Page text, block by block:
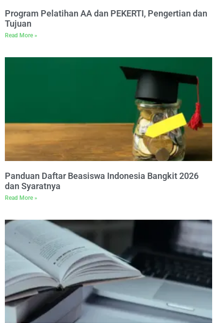
Program Pelatihan AA dan PEKERTI, Pengertian dan
Tujuan
Read More »
Panduan Daftar Beasiswa Indonesia Bangkit 2026
dan Syaratnya
Read More »